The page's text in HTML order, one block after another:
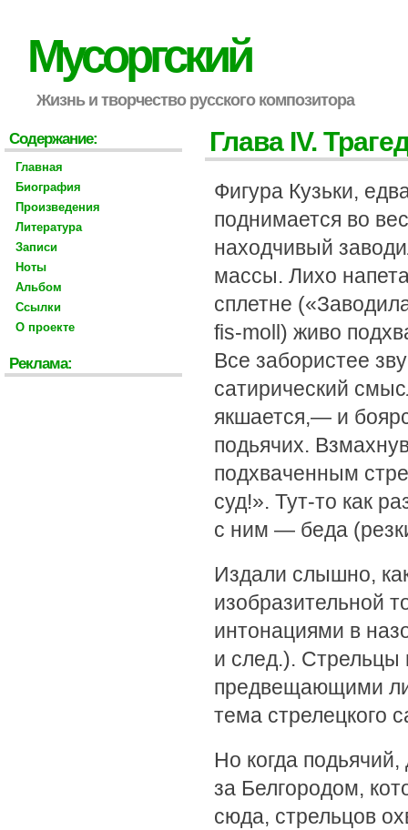
Мусоргский
Жизнь и творчество русского композитора
Глава IV.
Фигура Кузьки,
поднимается во
находчивый
массы. Лихо
сплетне
fis-moll) живо
Все забористее
сатирический
якшается,— и
подьячих.
подхваченным
суд!». Тут-то как
с ним — беда
Издали слышно,
изобразительной
интонациями в
и след.). Стрельцы
предвещающими
тема стрелецкого
Но когда
за Белгородом,
сюда, стрельцов
Содержание:
Главная
Биография
Произведения
Литература
Записи
Ноты
Альбом
Ссылки
О проекте
Реклама: